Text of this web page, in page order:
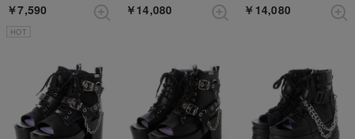
￥7,590
HOT
￥14,080 ￥14,080